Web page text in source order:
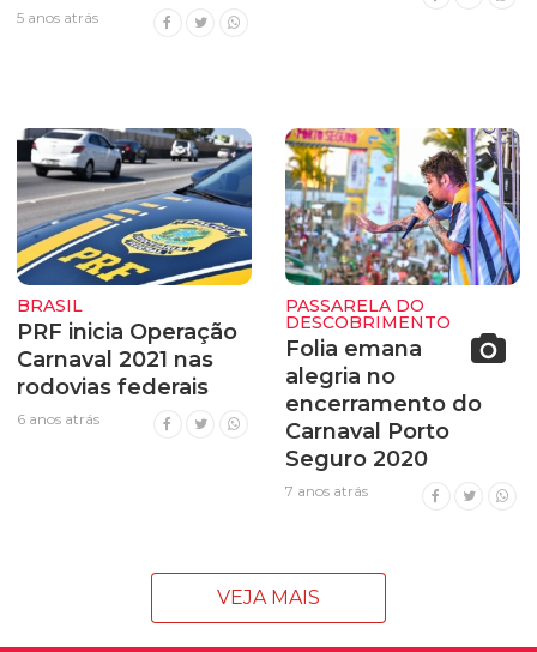
5 anos atrás
BRASIL
PRF inicia Operação
Carnaval 2021 nas
rodovias federais
6 anos atrás
PASSARELA DO
DESCOBRIMENTO
Folia emana
alegria no
encerramento do
Carnaval Porto
Seguro 2020
7 anos atrás
VEJA MAIS